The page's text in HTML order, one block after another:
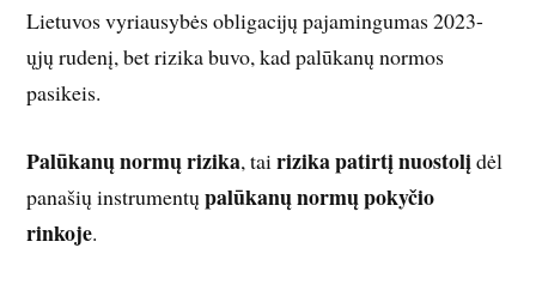
Lietuvos vyriausybės obligacijų pajamingumas 2023-
ųjų rudenį, bet rizika buvo, kad palūkanų normos
pasikeis.
Palūkanų normų rizika, tai rizika patirtį nuostolįdėl
panašių instrumentųpalūkanų normų pokyčio
rinkoje.